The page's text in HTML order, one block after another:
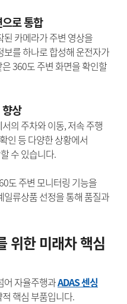
로 통합
된 카메라가 주변 영상을
를 하나로 합성해 운전자가
360도 주변 화면을 확인할
상
의 주차와 이동, 저속 주행
인 등 다양한 상황에서
수 있습니다.
도 주변 모니터링 기능을
류상품 선정을 통해 품질과
위한 미래차 핵심
어 자율주행과ADAS 센싱
핵심 부품입니다.